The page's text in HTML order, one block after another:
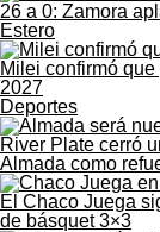
26 a 0: Zamora
Estero
Milei confirmó
2027
Deportes
River Plate cerró
Almada como
El Chaco Juega
de básquet 3×3